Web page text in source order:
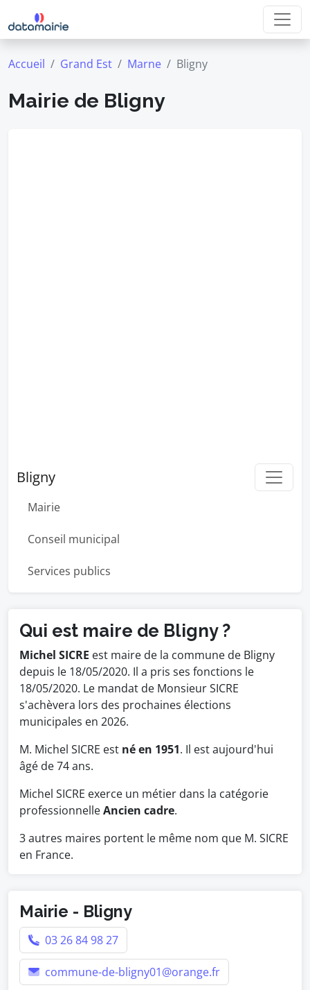
Accueil Grand Est Marne Bligny
Mairie de Bligny
Bligny
Mairie
Conseil municipal
Services publics
Qui est maire de Bligny ?
Michel SICRE est maire de la commune de Bligny
depuis le 18/05/2020. Il a pris ses fonctions le
18/05/2020. Le mandat de Monsieur SICRE
s'achèvera lors des prochaines élections
municipales en 2026.
M. Michel SICRE est né en 1951. Il est aujourd'hui
âgé de 74 ans.
Michel SICRE exerce un métier dans la catégorie
professionnelleAncien cadre.
3 autres maires portent le même nom que M. SICRE
en France.
Mairie - Bligny
03 26 84 98 27
commune-de-bligny01@orange.fr